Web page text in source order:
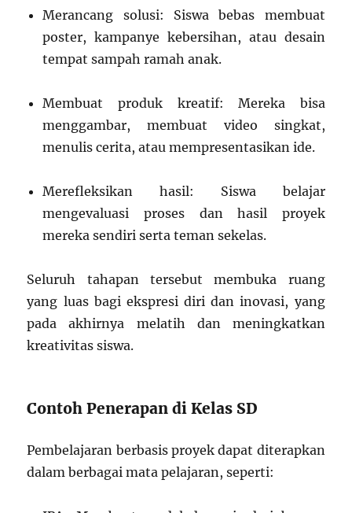
Merancang solusi: Siswa bebas membuat
poster, kampanye kebersihan, atau desain
tempat sampah ramah anak.
Membuat produk kreatif: Mereka bisa
menggambar, membuat video singkat,
menulis cerita, atau mempresentasikan ide.
Merefleksikan hasil: Siswa belajar
mengevaluasi proses dan hasil proyek
mereka sendiri serta teman sekelas.
Seluruh tahapan tersebut membuka ruang
yang luas bagi ekspresi diri dan inovasi, yang
pada akhirnya melatih dan meningkatkan
kreativitas siswa.
Contoh Penerapan di Kelas SD
Pembelajaran berbasis proyek dapat diterapkan
dalam berbagai mata pelajaran, seperti: